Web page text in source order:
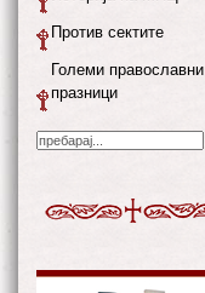
Против сектите
Големи православни
празници